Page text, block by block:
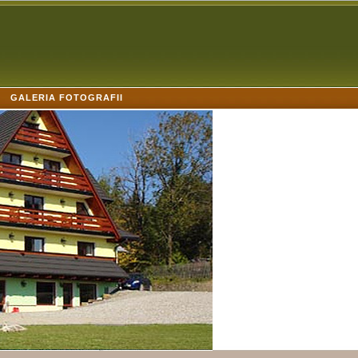
GALERIA FOTOGRAFII